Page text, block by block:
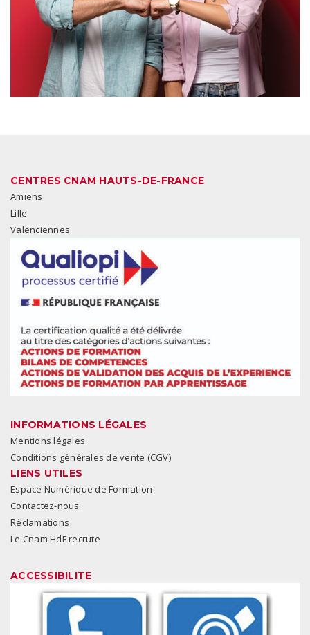
CENTRES CNAM HAUTS-DE-FRANCE
Amiens
Lille
Valenciennes
INFORMATIONS LÉGALES
Mentions légales
Conditions générales de vente (CGV)
LIENS UTILES
Espace Numérique de Formation
Contactez-nous
Réclamations
Le Cnam HdF recrute
ACCESSIBILITE